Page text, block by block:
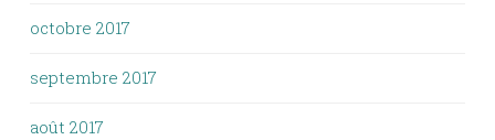
octobre 2017
septembre 2017
août 2017